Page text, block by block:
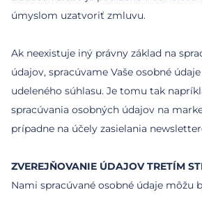
úmyslom uzatvoriť zmluvu.
Ak neexistuje iný právny základ na
údajov, spracúvame Vaše osobné
udeleného súhlasu. Je tomu tak
spracúvania osobných údajov na
prípadne na účely zasielania
ZVEREJŇOVANIE ÚDAJOV TRETÍM
Nami spracúvané osobné údaje môžu